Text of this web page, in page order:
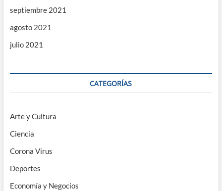
septiembre 2021
agosto 2021
julio 2021
CATEGORÍAS
Arte y Cultura
Ciencia
Corona Virus
Deportes
Economía y Negocios